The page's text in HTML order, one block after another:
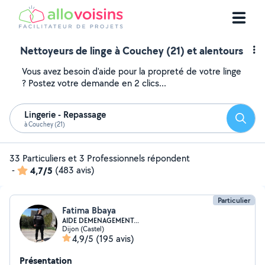
Nettoyeurs de linge à Couchey (21) et alentours
Vous avez besoin d'aide pour la propreté de votre linge
? Postez votre demande en 2 clics...
Lingerie - Repassage
à Couchey (21)
33 Particuliers et 3 Professionnels répondent
-
4,7/5 (483 avis)
Particulier
Fatima Bbaya
AIDE DEMENAGEMENT...
Dijon (Castel)
4,9/5 (195 avis)
Présentation